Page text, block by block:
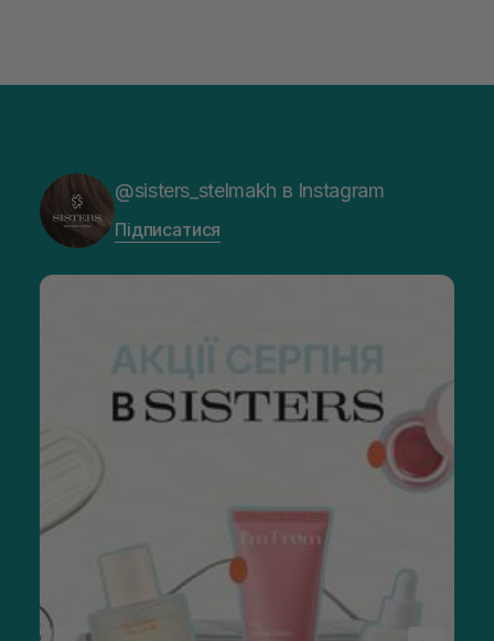
@sisters_stelmakh в Instagram
Підписатися